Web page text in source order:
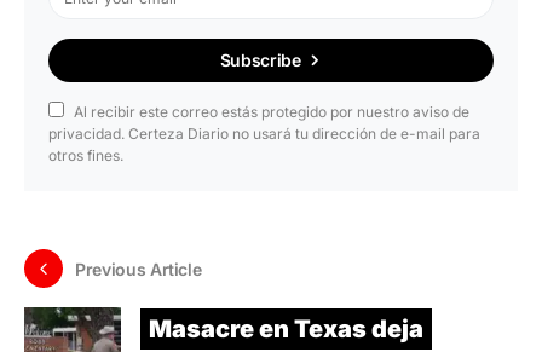
Subscribe
Al recibir este correo estás protegido por nuestro aviso de
privacidad. Certeza Diario no usará tu dirección de e-mail para
otros fines.
Previous Article
Masacre en Texas deja